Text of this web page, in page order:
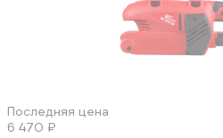
Последняя цена
6 470 ₽